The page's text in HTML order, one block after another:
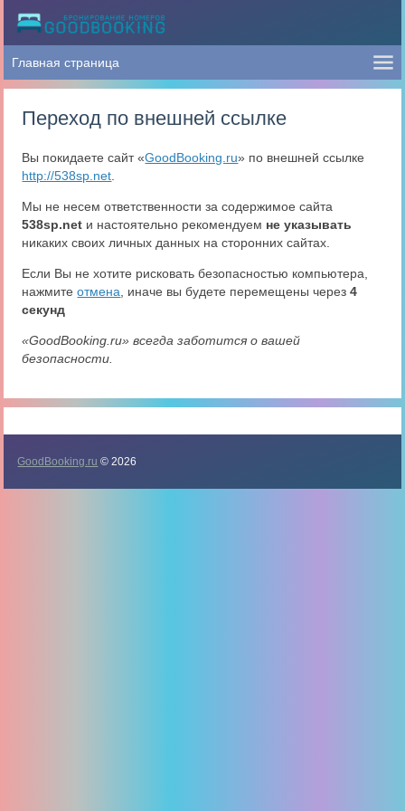
Переход по внешней ссылке
Вы покидаете сайт «GoodBooking.ru» по внешней ссылке
http://538sp.net
Мы не несем ответственности за содержимое сайта
538sp.net и настоятельно рекомендуем не указывать
никаких своих личных данных на сторонних сайтах.
Если Вы не хотите рисковать безопасностью компьютера,
нажмитеотмена , иначе вы будете перемещены через4
секунд
«GoodBooking.ru» всегда заботится о вашей
безопасности.
GoodBooking.ru © 2026